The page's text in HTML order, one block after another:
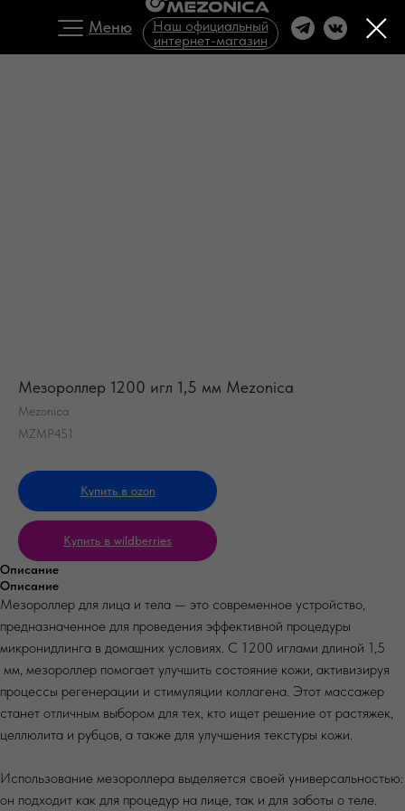
Меню
Наш официальный
интернет-магазин
Мезороллер 1200 игл 1,5 мм Mezonica
Mezonica
MZMP451
Купить в ozon
Купить в wildberries
Описание
Описание
Мезороллер для лица и тела — это современное устройство,
предназначенное для проведения эффективной процедуры
микронидлинга в домашних условиях. С 1200 иглами длиной 1,5
мм, мезороллер помогает улучшить состояние кожи, активизируя
процессы регенерации и стимуляции коллагена. Этот массажер
станет отличным выбором для тех, кто ищет решение от растяжек,
целлюлита и рубцов, а также для улучшения текстуры кожи.
Использование мезороллера выделяется своей универсальностью:
он подходит как для процедур на лице, так и для заботы о теле.